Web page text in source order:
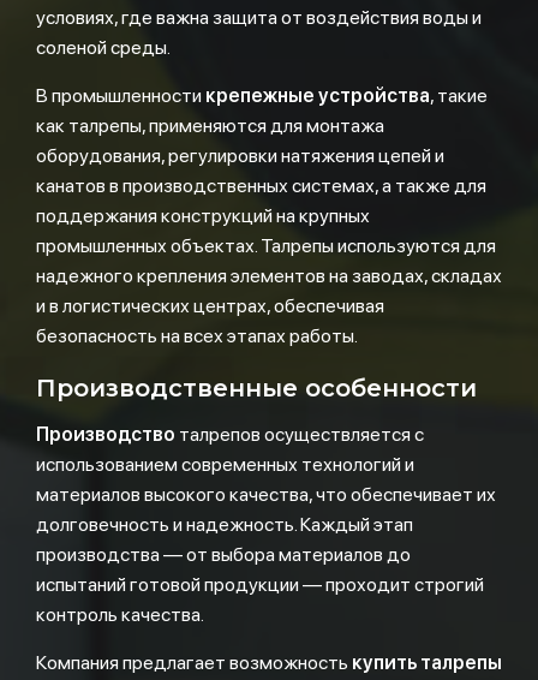
условиях, где важна защита от воздействия воды и
соленой среды.
В промышленности крепежные устройства, такие
как талрепы, применяются для монтажа
оборудования, регулировки натяжения цепей и
канатов в производственных системах, а также для
поддержания конструкций на крупных
промышленных объектах. Талрепы используются для
надежного крепления элементов на заводах, складах
и в логистических центрах, обеспечивая
безопасность на всех этапах работы.
Производственные особенности
Производство талрепов осуществляется с
использованием современных технологий и
материалов высокого качества, что обеспечивает их
долговечность и надежность. Каждый этап
производства — от выбора материалов до
испытаний готовой продукции — проходит строгий
контроль качества.
Компания предлагает возможность купить талрепы